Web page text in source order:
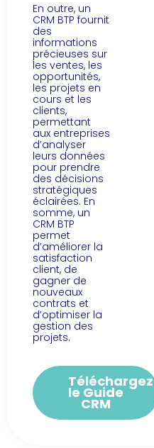
En outre, un
CRM BTP fournit
des
informations
précieuses sur
les ventes, les
opportunités,
les projets en
cours et les
clients,
permettant
aux entreprises
d’analyser
leurs données
pour prendre
des décisions
stratégiques
éclairées. En
somme, un
CRM BTP
permet
d’améliorer la
satisfaction
client, de
gagner de
nouveaux
contrats et
d’optimiser la
gestion des
projets.
Téléchargez
le Guide
CRM